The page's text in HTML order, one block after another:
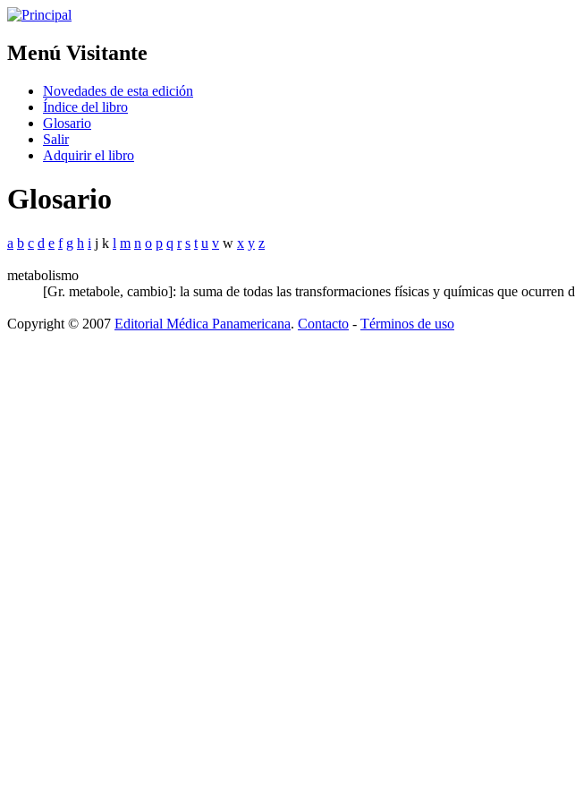
Menú Visitante
Novedades de esta edición
Índice del libro
Glosario
Salir
Adquirir el libro
Glosario
a b c d e f g h i j k l m n o p q r s t u v w x y z
metabolismo
[Gr. metabole, cambio]: la suma de todas las transformaciones físicas y químicas que
Copyright © 2007 Editorial Médica Panamericana. Contacto - Términos de uso